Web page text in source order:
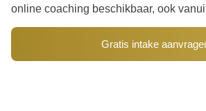
online coaching beschikbaar, ook
Gratis intake